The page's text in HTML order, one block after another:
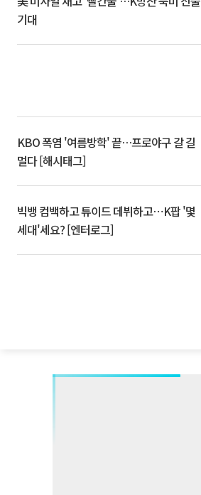
기대
KBO 폭염 '여름방학' 끝…프로야구 갈 길
멀다 [해시태그]
빅뱅 컴백하고 튜이드 데뷔하고⋯K팝 '몇
세대'세요? [엔터로그]